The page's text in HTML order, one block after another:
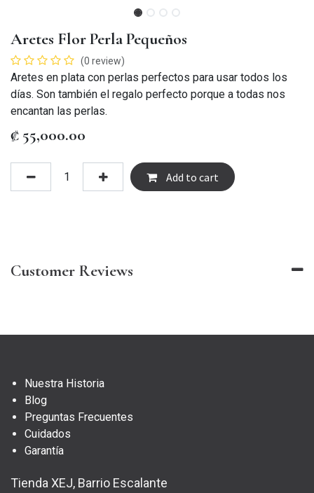
Aretes Flor Perla Pequeños
(0 review)
Aretes en plata con perlas perfectos para usar todos los
días. Son también el regalo perfecto porque a todas nos
encantan las perlas.
₡ 55,000.00
Add to cart
Customer Reviews
Nuestra Historia
Blog
Preguntas Frecuentes
Cuidados
Garantía
Tienda XEJ, Barrio Escalante